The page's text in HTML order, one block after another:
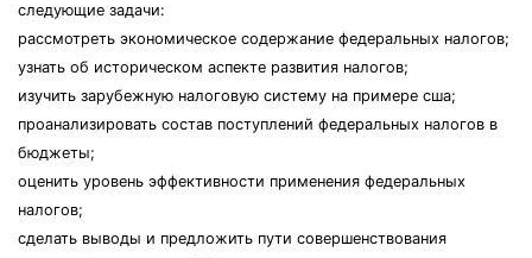
следующие задачи:
рассмотреть экономическое содержание федеральных налогов;
узнать об историческом аспекте развития налогов;
изучить зарубежную налоговую систему на примере сша;
проанализировать состав поступлений федеральных налогов в
бюджеты;
оценить уровень эффективности применения федеральных
налогов;
сделать выводы и предложить пути совершенствования